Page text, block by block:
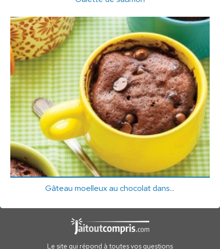
Gâteau moelleux au chocolat dans...
Le site qui répond à toutes vos questions